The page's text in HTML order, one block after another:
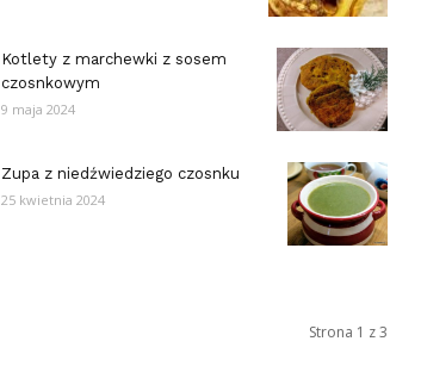
Kotlety z marchewki z sosem
czosnkowym
9 maja 2024
Zupa z niedźwiedziego czosnku
25 kwietnia 2024
Strona 1 z 3